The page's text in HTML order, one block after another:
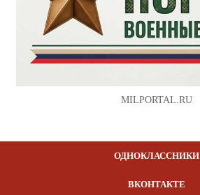
MILPORTAL.RU
ОДНОКЛАССНИКИ
ВКОНТАКТЕ